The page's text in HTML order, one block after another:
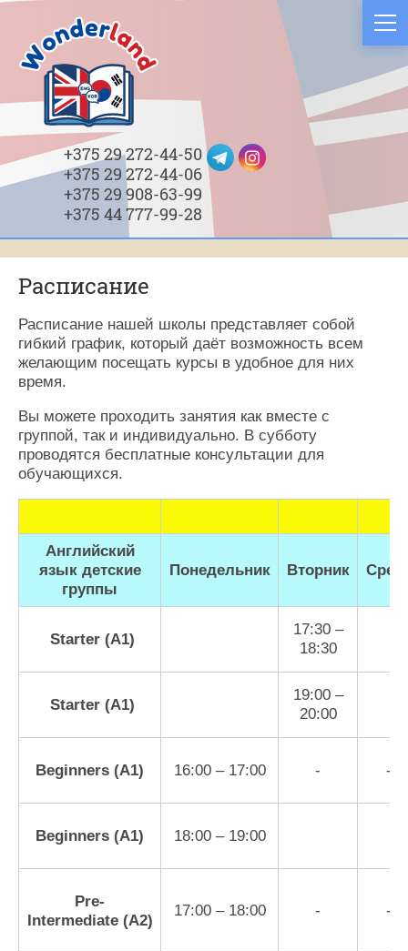
+375 29 272‑44‑50
+375 29 272‑44‑06
+375 29 908‑63‑99
+375 44 777‑99‑28
Расписание
Расписание нашей школы представляет собой
гибкий график, который даёт возможность всем
желающим посещать курсы в удобное для них
время.
Вы можете проходить занятия как вместе с
группой, так и индивидуально. В субботу
проводятся бесплатные консультации для
обучающихся.
Английский
язык детские
группы
Понедельник Вторник
Starter (А1)
17:30 –
18:30
Starter (А1)
19:00 –
20:00
Beginners (A1) 16:00 – 17:00 - -
Beginners (A1) 18:00 – 19:00
Pre-
Intermediate (A2)
17:00 – 18:00 - -